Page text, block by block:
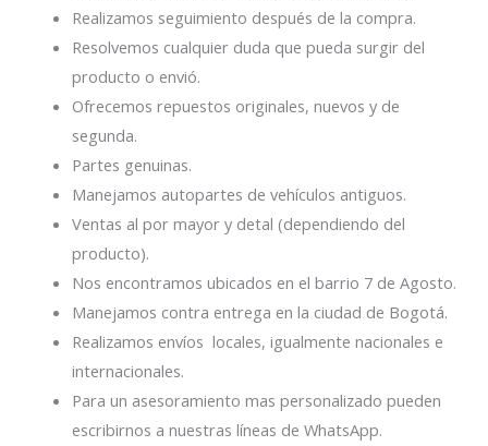
Realizamos seguimiento después de la compra.
Resolvemos cualquier duda que pueda surgir del
producto o envió.
Ofrecemos repuestos originales, nuevos y de
segunda.
Partes genuinas.
Manejamos autopartes de vehículos antiguos.
Ventas al por mayor y detal (dependiendo del
producto).
Nos encontramos ubicados en el barrio 7 de Agosto.
Manejamos contra entrega en la ciudad de Bogotá.
Realizamos envíos locales, igualmente nacionales e
internacionales.
Para un asesoramiento mas personalizado pueden
escribirnos a nuestras líneas de WhatsApp.